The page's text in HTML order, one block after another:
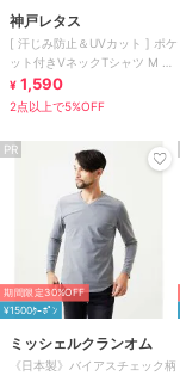
神戸レタス
[ 汗じみ防止＆UVカット ] ポケ
ット付きVネックTシャツ M L
XL [C7575]
¥ 1,590
2点以上で5%OFF
PR
期間限定30%OFF
¥1500ｸｰﾎﾟﾝ
ミッシェルクランオム
《日本製》バイアスチェック柄